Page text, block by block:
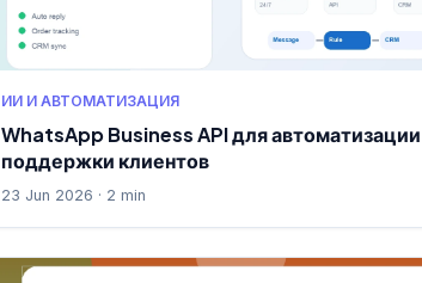
ИИ И АВТОМАТИЗАЦИЯ
WhatsApp Business API для автоматизации
поддержки клиентов
23 Jun 2026 · 2 min